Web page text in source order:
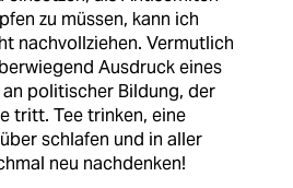
zu müssen, kann ich
nachvollziehen. Vermutlich
Ausdruck eines
politischer Bildung, der
tritt. Tee trinken, eine
schlafen und in aller
neu nachdenken!